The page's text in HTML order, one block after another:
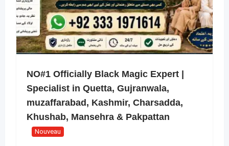
NO#1 Officially Black Magic Expert |
Specialist in Quetta, Gujranwala,
muzaffarabad, Kashmir, Charsadda,
Khushab, Mansehra & Pakpattan
Nouveau